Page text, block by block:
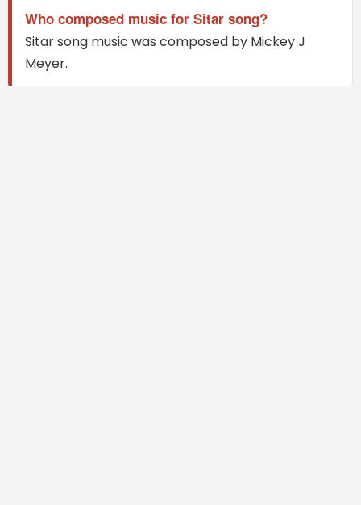
Who composed music for Sitar song?
Sitar song music was composed by Mickey J
Meyer.